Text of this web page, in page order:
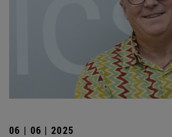
06 | 06 | 2025